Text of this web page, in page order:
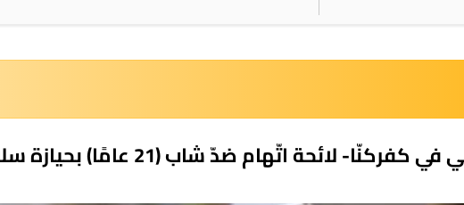
بعد تفتيش منزل محامي في كفركنّا-